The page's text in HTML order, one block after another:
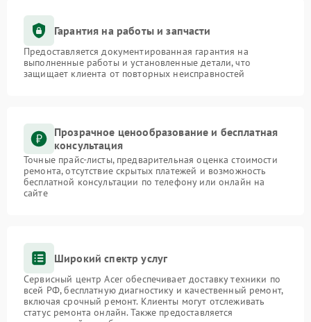
Гарантия на работы и запчасти
Предоставляется документированная гарантия на
выполненные работы и установленные детали, что
защищает клиента от повторных неисправностей
Прозрачное ценообразование и бесплатная
консультация
Точные прайс-листы, предварительная оценка стоимости
ремонта, отсутствие скрытых платежей и возможность
бесплатной консультации по телефону или онлайн на
сайте
Широкий спектр услуг
Сервисный центр Acer обеспечивает доставку техники по
всей РФ, бесплатную диагностику и качественный ремонт,
включая срочный ремонт. Клиенты могут отслеживать
статус ремонта онлайн. Также предоставляется